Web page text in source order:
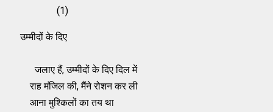
(1)
उम्‍मीदों के दिए
जलाए हैं, उम्‍मीदों के दिए दिल में
राह मंजिल की, मैंने रोशन कर ली
आना मुश्किलों का तय था